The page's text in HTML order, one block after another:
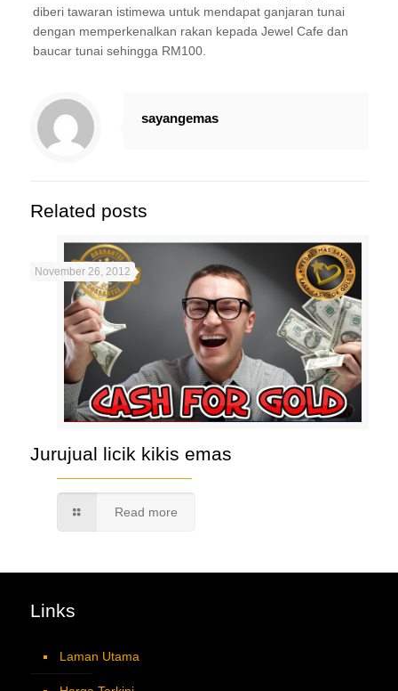
diberi tawaran istimewa untuk mendapat ganjaran tunai
dengan memperkenalkan rakan kepada Jewel Cafe dan
baucar tunai sehingga RM100.
sayangemas
Related posts
November 26, 2012
Jurujual licik kikis emas
Read more
Links
Laman Utama